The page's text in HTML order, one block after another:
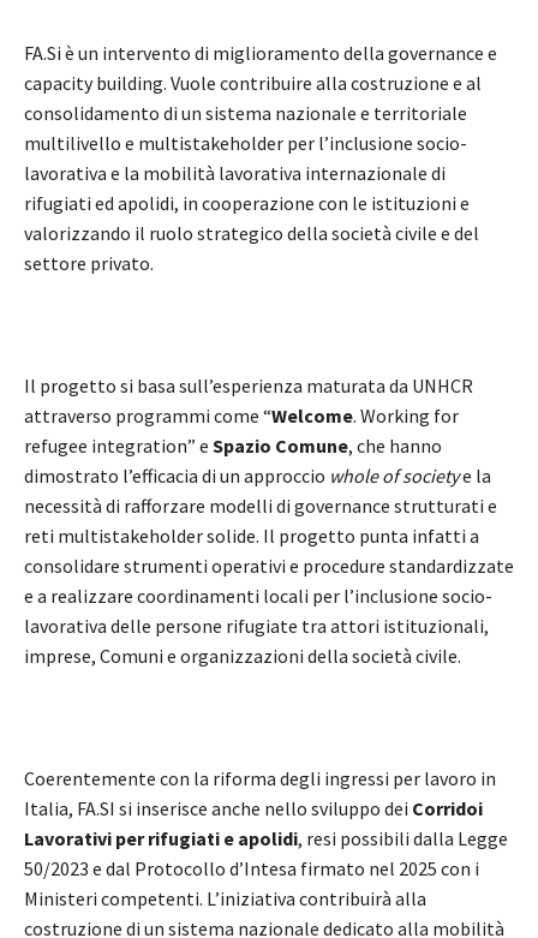
FA.Si è un intervento di miglioramento della governance e
capacity building. Vuole contribuire alla costruzione e al
consolidamento di un sistema nazionale e territoriale
multilivello e multistakeholder per l’inclusione socio-
lavorativa e la mobilità lavorativa internazionale di
rifugiati ed apolidi, in cooperazione con le istituzioni e
valorizzando il ruolo strategico della società civile e del
settore privato.
Il progetto si basa sull’esperienza maturata da UNHCR
attraverso programmi come “Welcome. Working for
refugee integration” e Spazio Comune, che hanno
dimostrato l’efficacia di un approccio whole of societye la
necessità di rafforzare modelli di governance strutturati e
reti multistakeholder solide. Il progetto punta infatti a
consolidare strumenti operativi e procedure standardizzate
e a realizzare coordinamenti locali per l’inclusione socio-
lavorativa delle persone rifugiate tra attori istituzionali,
imprese, Comuni e organizzazioni della società civile.
Coerentemente con la riforma degli ingressi per lavoro in
Italia, FA.SI si inserisce anche nello sviluppo dei Corridoi
Lavorativi per rifugiati e apolidi, resi possibili dalla Legge
50/2023 e dal Protocollo d’Intesa firmato nel 2025 con i
Ministeri competenti. L’iniziativa contribuirà alla
costruzione di un sistema nazionale dedicato alla mobilità